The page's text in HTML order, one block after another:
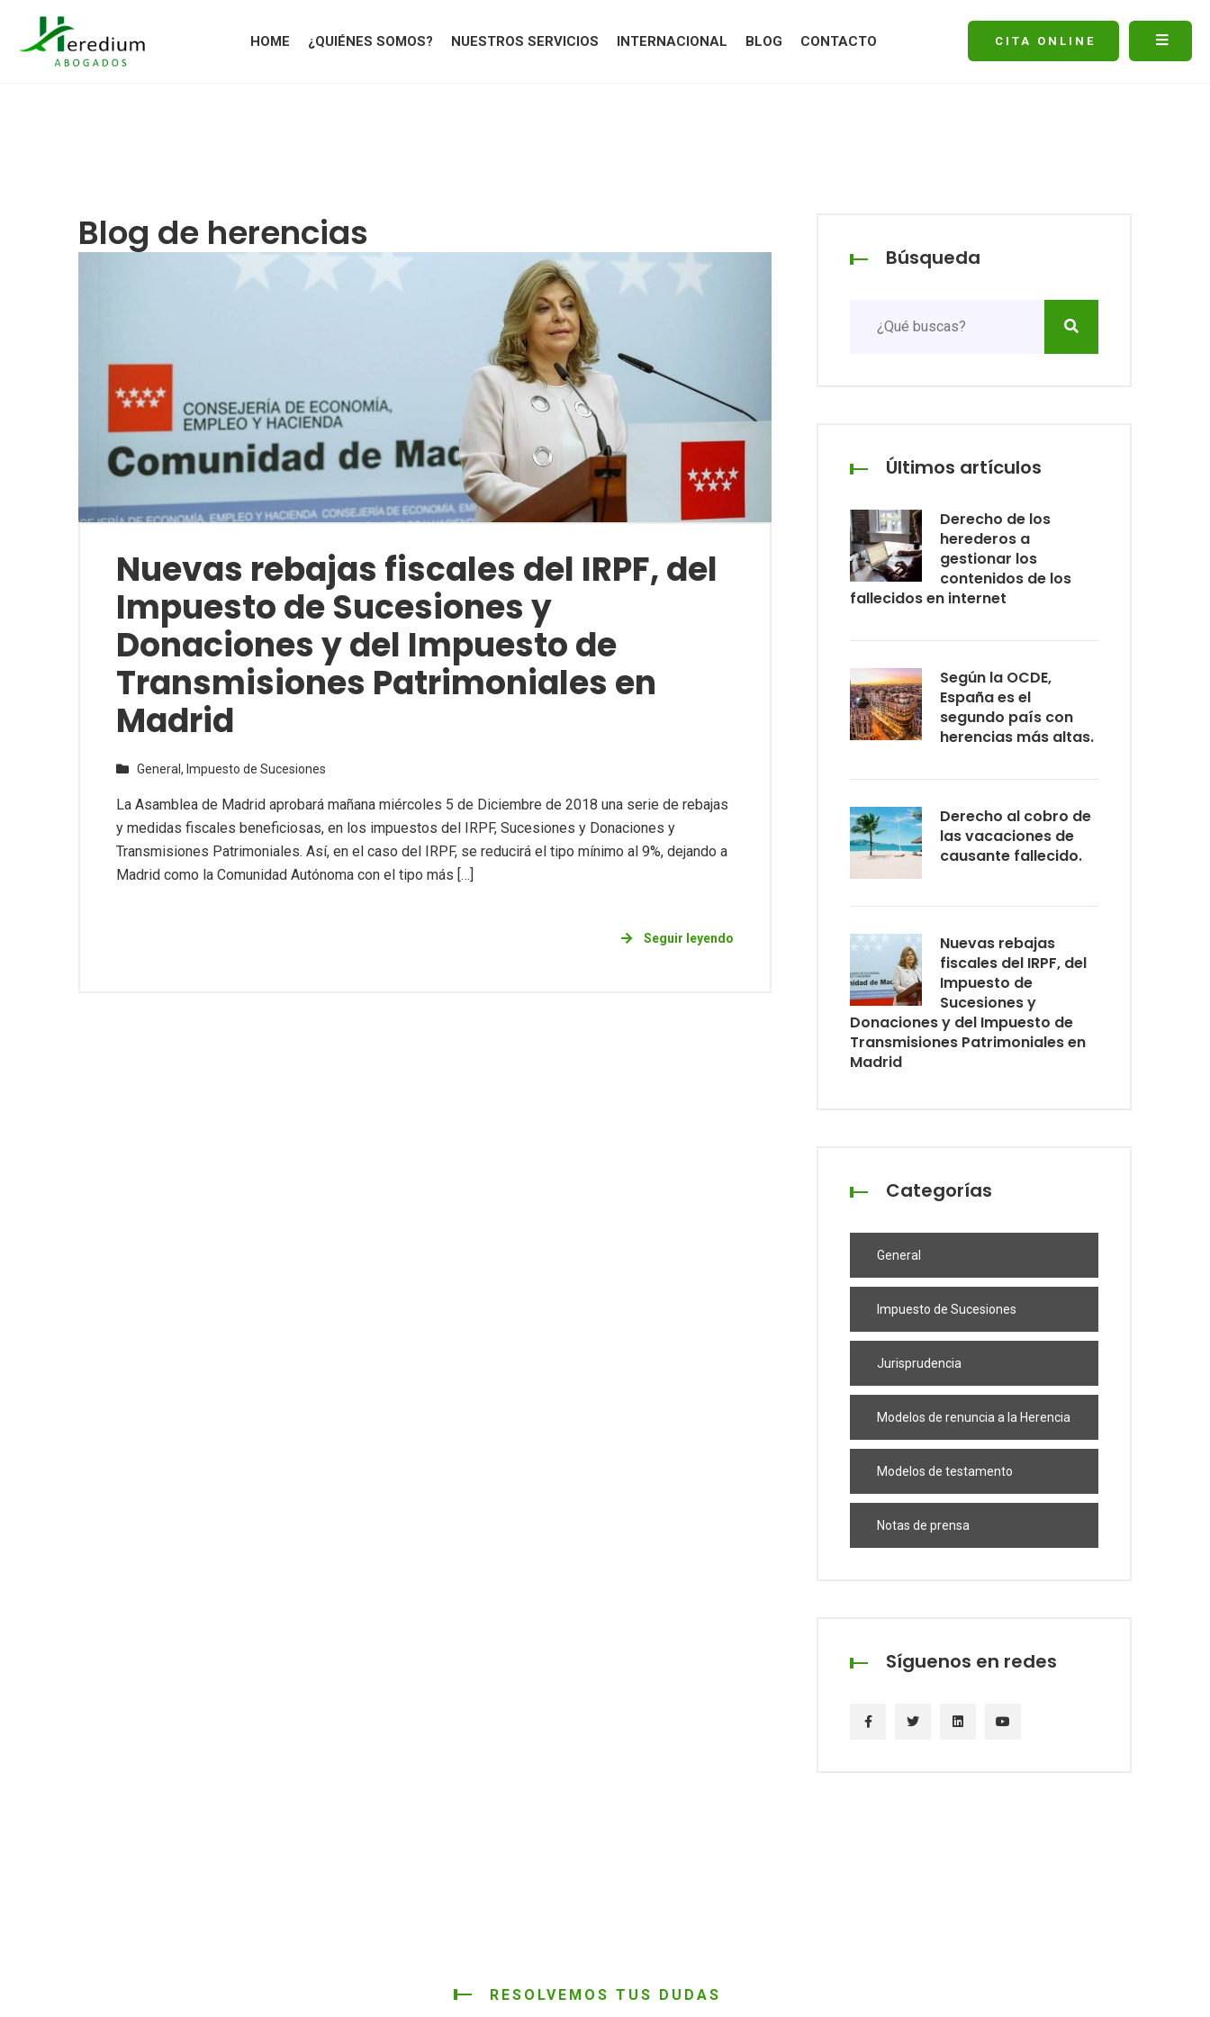
HOME ¿QUIÉNES SOMOS? NUESTROS SERVICIOS INTERNACIONAL BLOG CONTACTO CITA ONLINE
Blog de herencias
Nuevas rebajas fiscales del IRPF, del
Impuesto de Sucesiones y
Donaciones y del Impuesto de
Transmisiones Patrimoniales en
Madrid
General, Impuesto de Sucesiones
La Asamblea de Madrid aprobará mañana miércoles 5 de Diciembre de 2018 una serie de rebajas
y medidas fiscales beneficiosas, en los impuestos del IRPF, Sucesiones y Donaciones y
Transmisiones Patrimoniales. Así, en el caso del IRPF, se reducirá el tipo mínimo al 9%, dejando a
Madrid como la Comunidad Autónoma con el tipo más […]
Seguir leyendo
Búsqueda
Últimos artículos
Derecho de los
herederos a
gestionar los
contenidos de los
fallecidos en internet
Según la OCDE,
España es el
segundo país con
herencias más altas.
Derecho al cobro de
las vacaciones de
causante fallecido.
Nuevas rebajas
fiscales del IRPF, del
Impuesto de
Sucesiones y
Donaciones y del Impuesto de
Transmisiones Patrimoniales en
Madrid
Categorías
General
Impuesto de Sucesiones
Jurisprudencia
Modelos de renuncia a la Herencia
Modelos de testamento
Notas de prensa
Síguenos en redes
RESOLVEMOS TUS DUDAS